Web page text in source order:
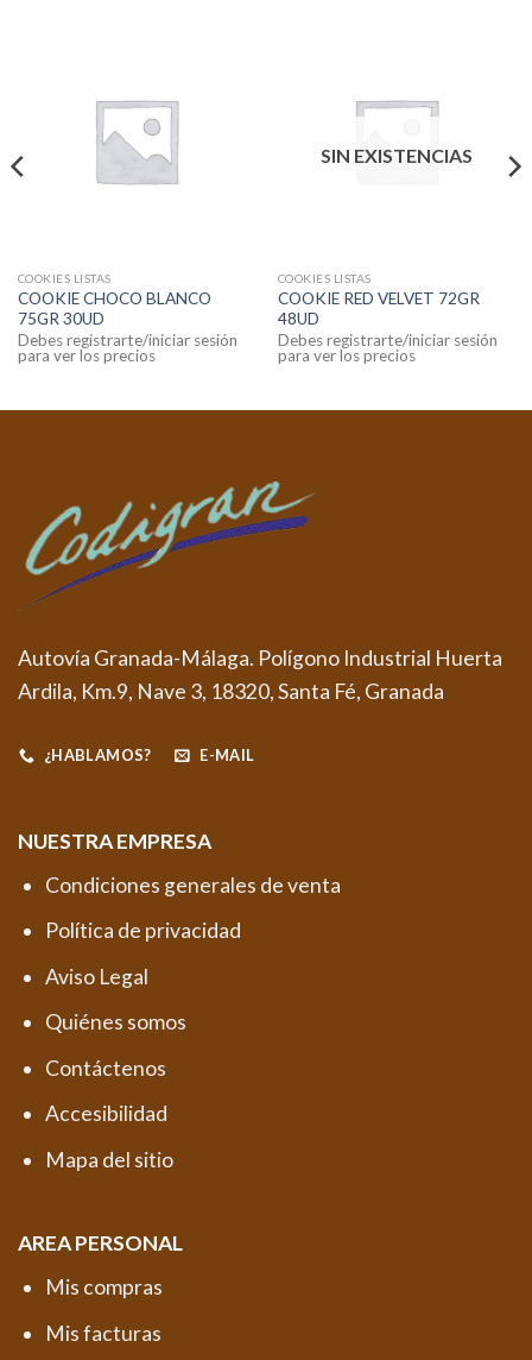
COOKIES LISTAS
COOKIE CHOCO BLANCO
75GR 30UD
Debes registrarte/iniciar sesión
para ver los precios
SIN EXISTENCIAS
COOKIES LISTAS
COOKIE RED VELVET 72GR
48UD
Debes registrarte/iniciar sesión
para ver los precios
Autovía Granada-Málaga. Polígono Industrial Huerta
Ardila, Km.9, Nave 3, 18320, Santa Fé, Granada
¿HABLAMOS? E-MAIL
NUESTRA EMPRESA
Condiciones generales de venta
Política de privacidad
Aviso Legal
Quiénes somos
Contáctenos
Accesibilidad
Mapa del sitio
AREA PERSONAL
Mis compras
Mis facturas